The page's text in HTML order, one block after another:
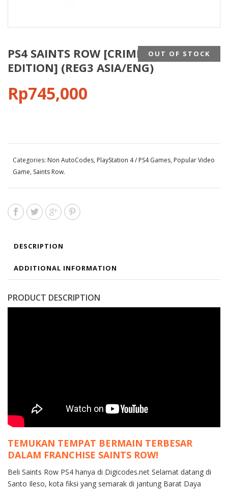
PS4 SAINTS ROW [CRIMINAL CUSTOMS
EDITION] (REG3 ASIA/ENG)
Rp745,000
OUT OF STOCK
Categories: Non AutoCodes, PlayStation 4 / PS4 Games, Popular Video
Game, Saints Row.
DESCRIPTION
ADDITIONAL INFORMATION
PRODUCT DESCRIPTION
TEMUKAN TEMPAT BERMAIN TERBESAR
DALAM FRANCHISE SAINTS ROW!
Beli Saints Row PS4 hanya di Digicodes.net Selamat datang di
Santo Ileso, kota fiksi yang semarak di jantung Barat Daya